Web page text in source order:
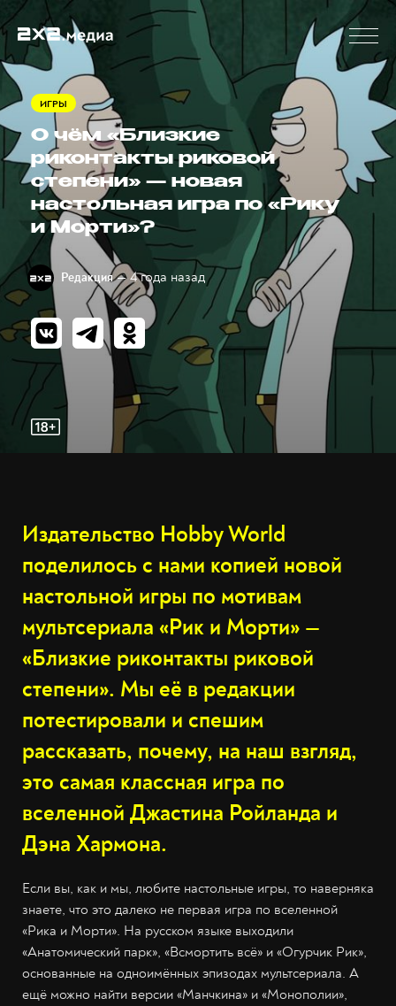
ИГРЫ
О чём «Близкие
риконтакты риковой
степени» — новая
настольная игра по «Рику
и Морти»?
Редакция — 4 года назад
Издательство Hobby World
поделилось с нами копией новой
настольной игры по мотивам
мультсериала «Рик и Морти» —
«Близкие риконтакты риковой
степени». Мы её в редакции
потестировали и спешим
рассказать, почему, на наш взгляд,
это самая классная игра по
вселенной Джастина Ройланда и
Дэна Хармона.
Если вы, как и мы, любите настольные игры, то наверняка
знаете, что это далеко не первая игра по вселенной
«Рика и Морти». На русском языке выходили
«Анатомический парк», «Всмортить всё» и «Огурчик Рик»,
основанные на одноимённых эпизодах мультсериала. А
ещё можно найти версии «Манчкина» и «Монополии»,